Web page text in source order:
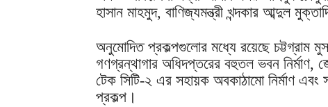
হাসান মাহমুদ, বাণিজ্যমন্ত্রী খন্দকার আব্দুল
অনুমোদিত প্রকল্পগুলোর মধ্যে রয়েছে চট্টগ্রাম
গণগ্রন্থাগার অধিদপ্তরের বহুতল ভবন নির্মাণ,
টেক সিটি-২ এর সহায়ক অবকাঠামো নির্মাণ এবং
প্রকল্প।